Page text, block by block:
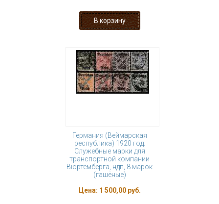
Германия (Веймарская
республика) 1920 год.
Служебные марки для
транспортной компании
Вюртемберга, ндп, 8 марок
(гашёные)
Цена: 1 500,00 руб.